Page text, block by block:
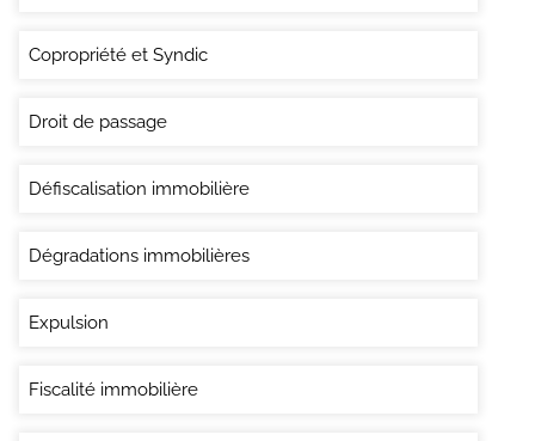
Copropriété et Syndic
Droit de passage
Défiscalisation immobilière
Dégradations immobilières
Expulsion
Fiscalité immobilière